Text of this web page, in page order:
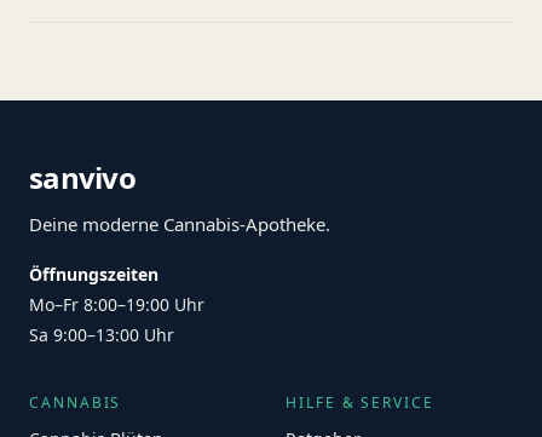
sanvivo
Deine moderne Cannabis-Apotheke.
Öffnungszeiten
Mo–Fr 8:00–19:00 Uhr
Sa 9:00–13:00 Uhr
CANNABIS HILFE & SERVICE